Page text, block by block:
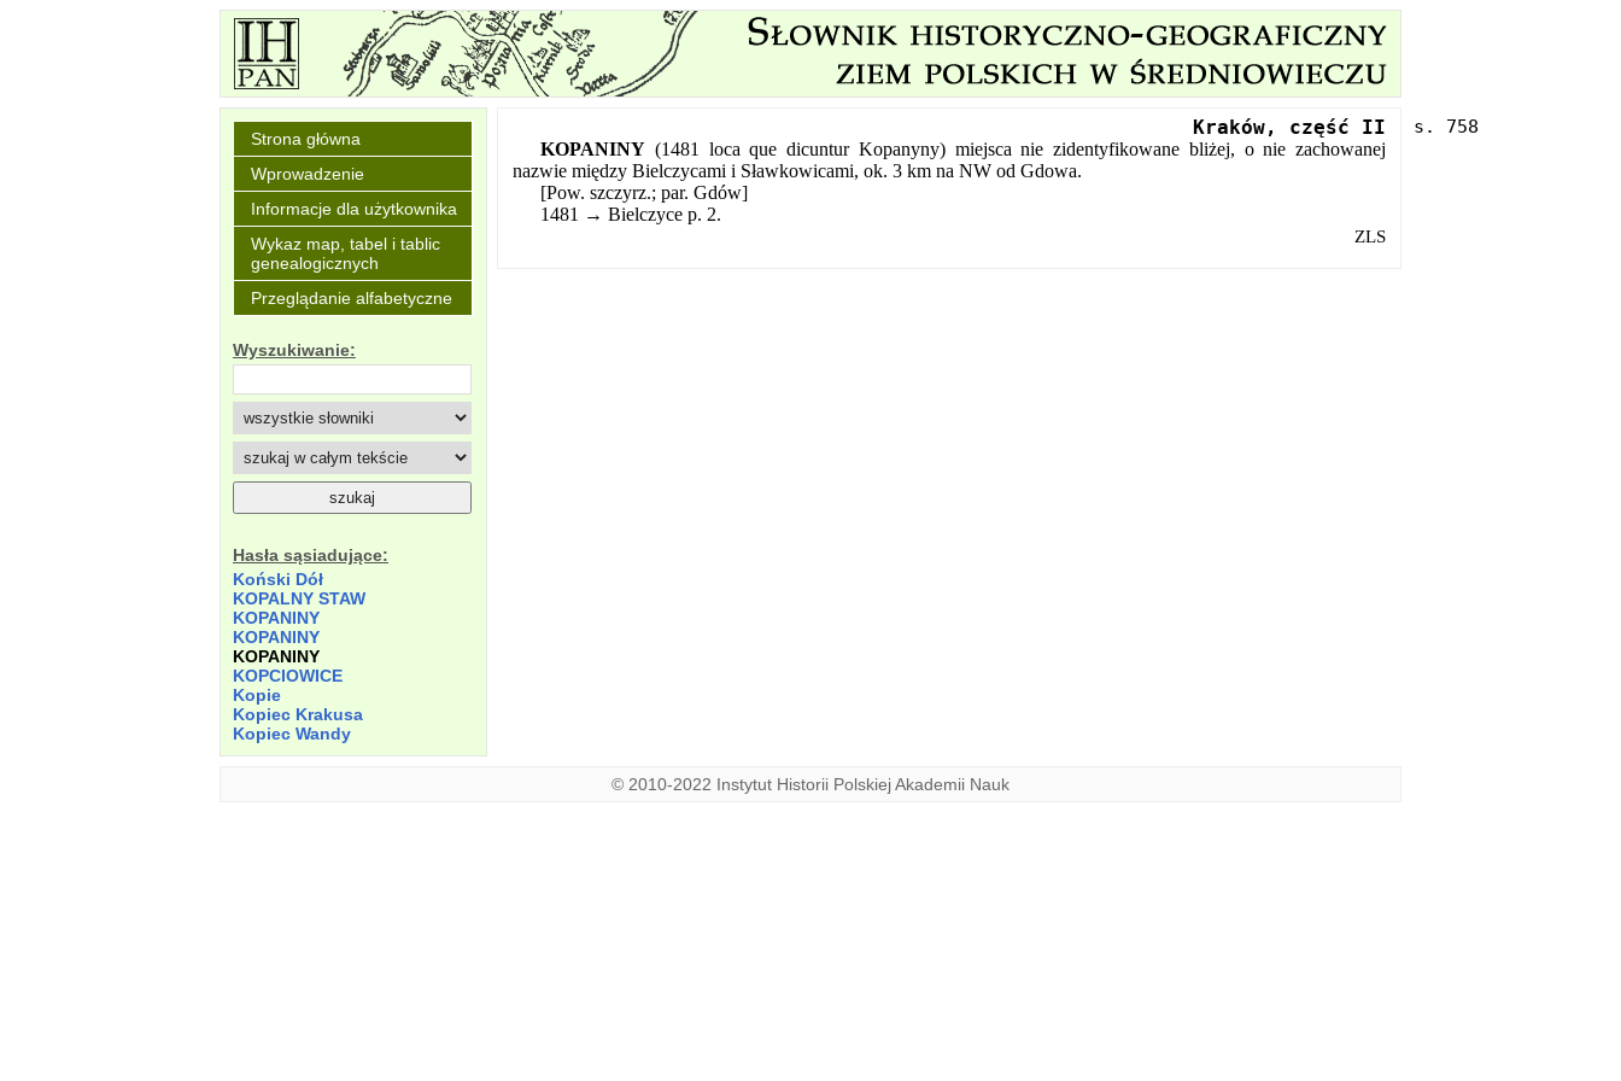
Strona główna
Wprowadzenie
Informacje dla użytkownika
Wykaz map, tabel i tablic
genealogicznych
Przeglądanie alfabetyczne
Wyszukiwanie:
Hasła sąsiadujące:
Koński Dół
KOPALNY STAW
KOPANINY
KOPANINY
KOPANINY
KOPCIOWICE
Kopie
Kopiec Krakusa
Kopiec Wandy
Kraków, część II
KOPANINY (1481 loca que dicuntur Kopanyny) miejsca nie zidentyfikowane bliżej, o nie zachowanej
nazwie między Bielczycami i Sławkowicami, ok. 3 km na NW od Gdowa.
[Pow. szczyrz.; par. Gdów]
1481 → Bielczyce p. 2.
ZLS
© 2010-2022 Instytut Historii Polskiej Akademii Nauk